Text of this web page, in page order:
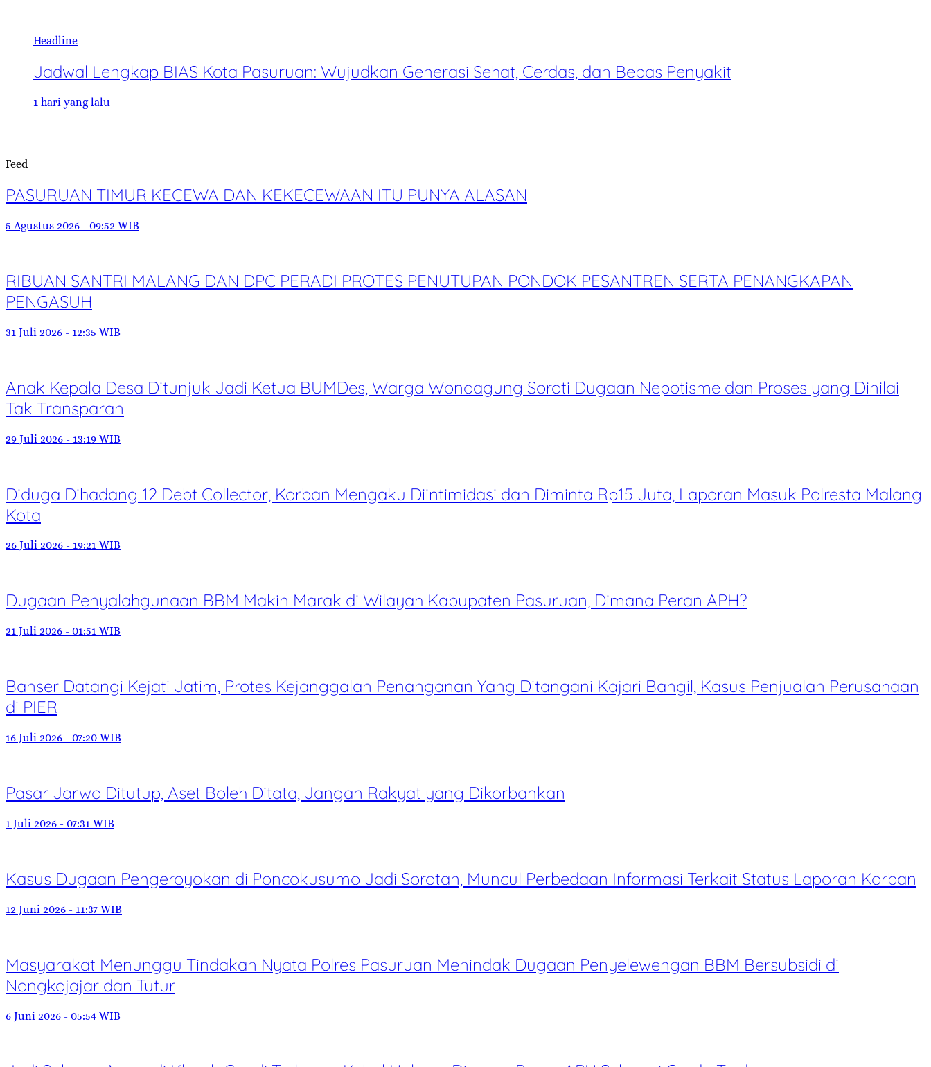
Headline
Jadwal Lengkap BIAS Kota Pasuruan: Wujudkan Generasi Sehat, Cerdas, dan Bebas Penyakit
1 hari yang lalu
Feed
PASURUAN TIMUR KECEWA DAN KEKECEWAAN ITU PUNYA ALASAN
5 Agustus 2026 - 09:52 WIB
RIBUAN SANTRI MALANG DAN DPC PERADI PROTES PENUTUPAN PONDOK PESANTREN SERTA PENANGKAPAN
PENGASUH
31 Juli 2026 - 12:35 WIB
Anak Kepala Desa Ditunjuk Jadi Ketua BUMDes, Warga Wonoagung Soroti Dugaan Nepotisme dan Proses yang Dinilai
Tak Transparan
29 Juli 2026 - 13:19 WIB
Diduga Dihadang 12 Debt Collector, Korban Mengaku Diintimidasi dan Diminta Rp15 Juta, Laporan Masuk Polresta Malang
Kota
26 Juli 2026 - 19:21 WIB
Dugaan Penyalahgunaan BBM Makin Marak di Wilayah Kabupaten Pasuruan, Dimana Peran APH?
21 Juli 2026 - 01:51 WIB
Banser Datangi Kejati Jatim, Protes Kejanggalan Penanganan Yang Ditangani Kajari Bangil, Kasus Penjualan Perusahaan
di PIER
16 Juli 2026 - 07:20 WIB
Pasar Jarwo Ditutup, Aset Boleh Ditata, Jangan Rakyat yang Dikorbankan
1 Juli 2026 - 07:31 WIB
Kasus Dugaan Pengeroyokan di Poncokusumo Jadi Sorotan, Muncul Perbedaan Informasi Terkait Status Laporan Korban
12 Juni 2026 - 11:37 WIB
Masyarakat Menunggu Tindakan Nyata Polres Pasuruan Menindak Dugaan Penyelewengan BBM Bersubsidi di
Nongkojajar dan Tutur
6 Juni 2026 - 05:54 WIB